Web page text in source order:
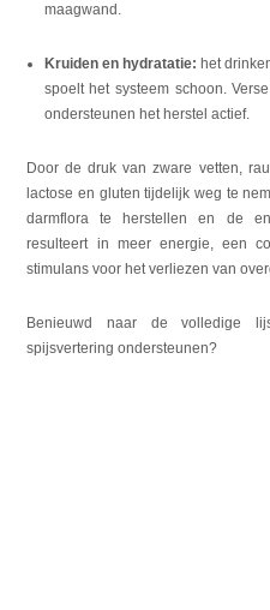
maagwand.
Kruiden en hydratatie: het
spoelt het systeem schoon.
ondersteunen het herstel actief.
Door de druk van zware vetten,
lactose en gluten tijdelijk weg te
darmflora te herstellen en de
resulteert in meer energie, een
stimulans voor het verliezen van
Benieuwd naar de volledige
spijsvertering ondersteunen?